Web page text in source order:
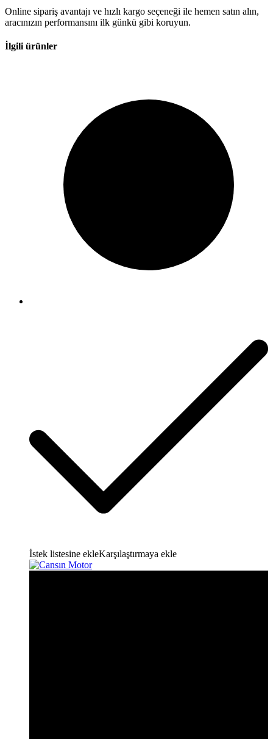
Online sipariş avantajı ve hızlı kargo seçeneği ile hemen satın alın,
aracınızın performansını ilk günkü gibi koruyun.
İlgili ürünler
İstek listesine ekleKarşılaştırmaya ekle